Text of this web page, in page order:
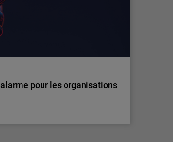
important et souvent invisible
et moyennes entreprises
le…
pour les organisations